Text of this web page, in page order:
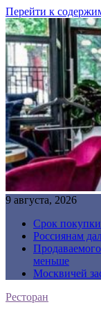
Перейти к
9 августа, 2026
Срок
Россиянам
меньше
Москвичей
Ресторан